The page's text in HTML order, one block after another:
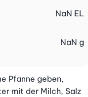
NaN EL
NaN g
Pfanne geben,
mit der Milch, Salz